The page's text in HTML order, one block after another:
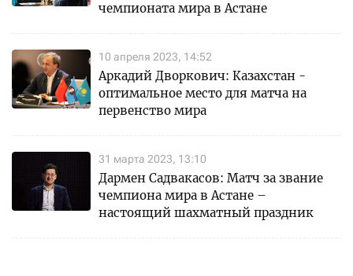
чемпионата мира в Астане
10 апреля 2023, 14:52
Аркадий Дворкович: Казахстан -
оптимальное место для матча на
первенство мира
31 марта 2023, 13:10
Дармен Садвакасов: Матч за звание
чемпиона мира в Астане –
настоящий шахматный праздник